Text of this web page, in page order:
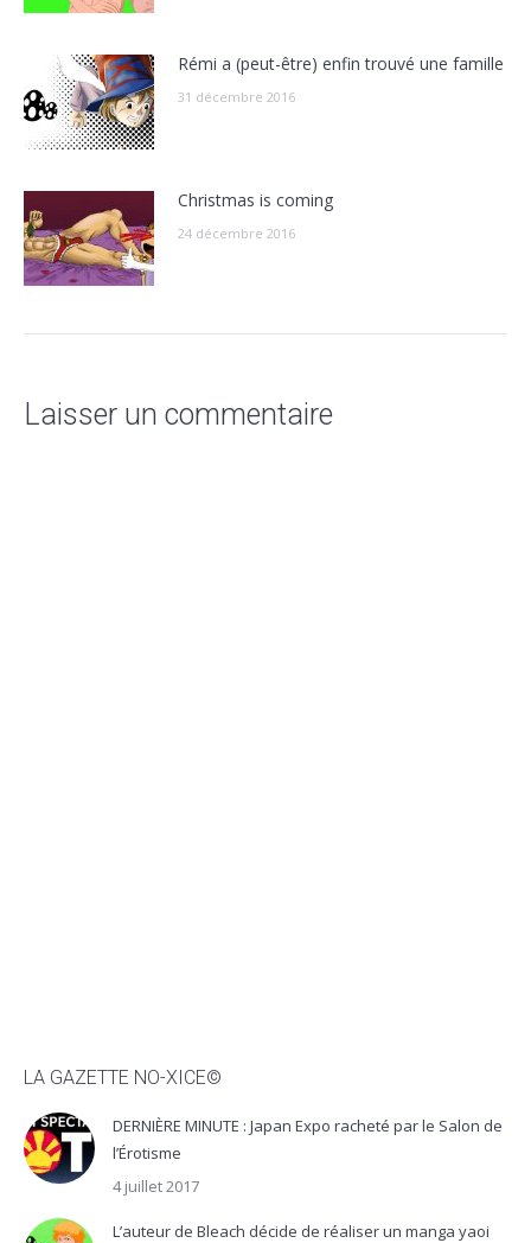
Rémi a (peut-être) enfin trouvé une famille
31 décembre 2016
Christmas is coming
24 décembre 2016
Laisser un commentaire
LA GAZETTE NO-XICE©
DERNIÈRE MINUTE : Japan Expo racheté par le Salon de
l’Érotisme
4 juillet 2017
L’auteur de Bleach décide de réaliser un manga yaoi